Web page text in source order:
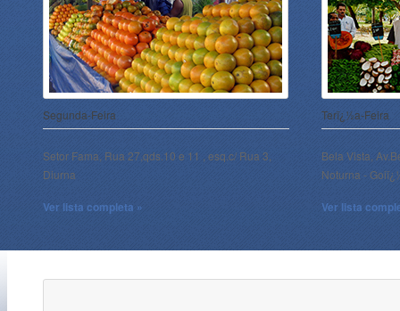
Segunda-Feira
Setor Fama, Rua 27,qds.10 e 11 , esq.c/ Rua 3,
Diurna
Ver lista completa »
Terï¿½a-Feira
Bela Vista,
Noturna -
Ver lista